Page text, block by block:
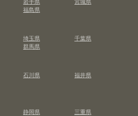
福島県
埼玉県
千葉県
群馬県
石川県
福井県
静岡県
三重県